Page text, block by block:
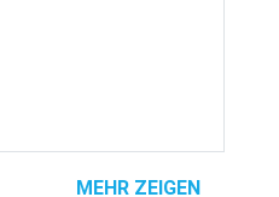
MEHR ZEIGEN